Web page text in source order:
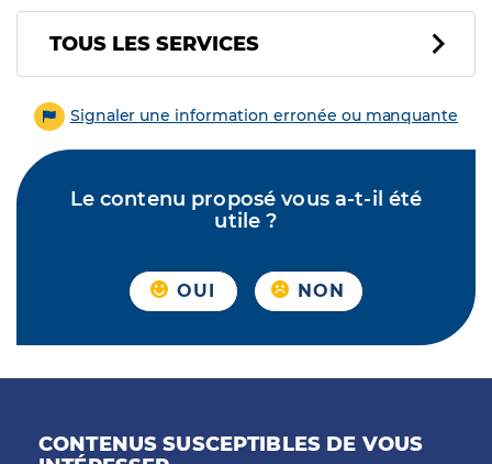
Tous les services
TOUS LES SERVICES
Signaler une information erronée ou manquante
Le contenu proposé vous a-t-il été
utile ?
OUI NON
CONTENUS SUSCEPTIBLES DE VOUS